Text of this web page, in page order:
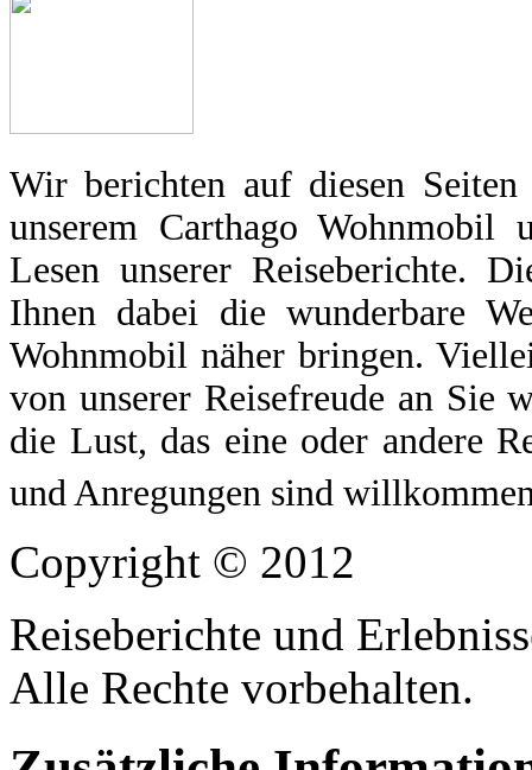
Wir berichten auf diesen
unserem Carthago
Lesen unserer Reiseberichte.
Ihnen dabei die wunderbare
Wohnmobil näher bringen.
von unserer Reisefreude an Sie
die Lust, das eine oder andere
und Anregungen sind
Copyright © 2012
Reiseberichte und
Alle Rechte vorbehalten.